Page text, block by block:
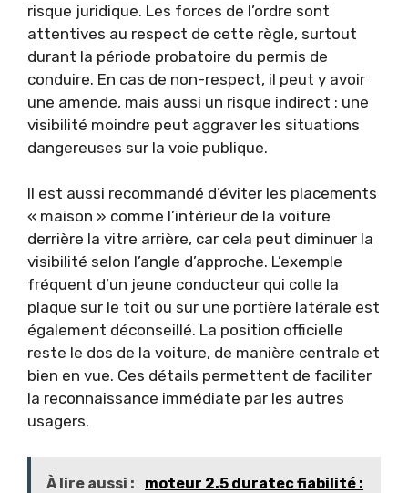
risque juridique. Les forces de l’ordre sont
attentives au respect de cette règle, surtout
durant la période probatoire du permis de
conduire. En cas de non-respect, il peut y avoir
une amende, mais aussi un risque indirect : une
visibilité moindre peut aggraver les situations
dangereuses sur la voie publique.
Il est aussi recommandé d’éviter les placements
« maison » comme l’intérieur de la voiture
derrière la vitre arrière, car cela peut diminuer la
visibilité selon l’angle d’approche. L’exemple
fréquent d’un jeune conducteur qui colle la
plaque sur le toit ou sur une portière latérale est
également déconseillé. La position officielle
reste le dos de la voiture, de manière centrale et
bien en vue. Ces détails permettent de faciliter
la reconnaissance immédiate par les autres
usagers.
À lire aussi :
moteur 2.5 duratec fiabilité :